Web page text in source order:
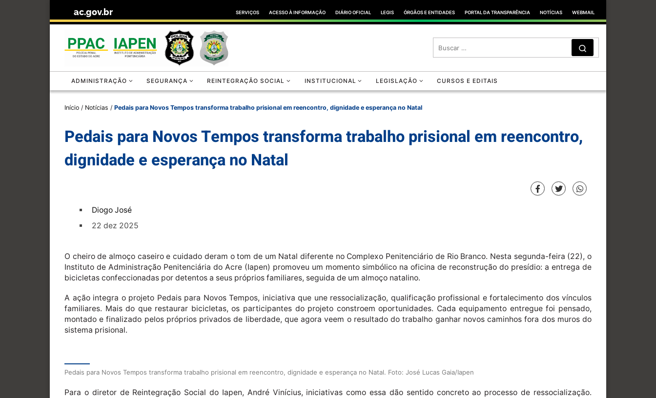
ac.gov.br SERVIÇOS ACESSO À INFORMAÇÃO DIÁRIO OFICIAL LEGIS ÓRGÃOS E ENTIDADES PORTAL DA TRANSPARÊNCIA NOTÍCIAS WEBMAIL
SEARCH
ADMINISTRAÇÃO SEGURANÇA REINTEGRAÇÃO SOCIAL INSTITUCIONAL LEGISLAÇÃO CURSOS E EDITAIS
Início / Notícias / Pedais para Novos Tempos transforma trabalho prisional em reencontro, dignidade e esperança no Natal
Pedais para Novos Tempos transforma trabalho prisional em reencontro,
dignidade e esperança no Natal
Diogo José
22 dez 2025
O cheiro de almoço caseiro e cuidado deram o tom de um Natal diferente no Complexo Penitenciário de Rio Branco. Nesta segunda-feira (22), o
Instituto de Administração Penitenciária do Acre (Iapen) promoveu um momento simbólico na oficina de reconstrução do presídio: a entrega de
bicicletas confeccionadas por detentos a seus próprios familiares, seguida de um almoço natalino.
A ação integra o projeto Pedais para Novos Tempos, iniciativa que une ressocialização, qualificação profissional e fortalecimento dos vínculos
familiares. Mais do que restaurar bicicletas, os participantes do projeto constroem oportunidades. Cada equipamento entregue foi pensado,
montado e finalizado pelos próprios privados de liberdade, que agora veem o resultado do trabalho ganhar novos caminhos fora dos muros do
sistema prisional.
Pedais para Novos Tempos transforma trabalho prisional em reencontro, dignidade e esperança no Natal. Foto: José Lucas Gaia/Iapen
Para o diretor de Reintegração Social do Iapen, André Vinícius, iniciativas como essa dão sentido concreto ao processo de ressocialização.